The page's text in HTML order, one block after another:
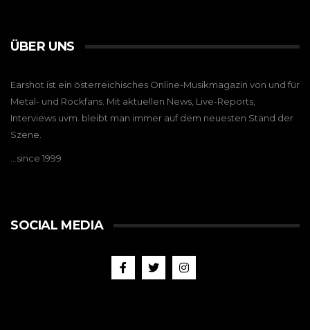
ÜBER UNS
Earshot ist ein österreichisches Online-Musikmagazin von und für
Metal- und Rockfans. Mit aktuellen News, Live-Reports,
Interviews uvm. bleibt man immer auf dem neuesten Stand der
Szene.
…since 1999
SOCIAL MEDIA